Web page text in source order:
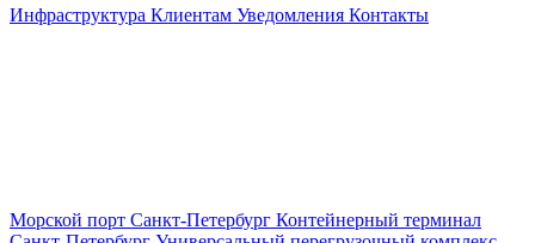
Инфраструктура Клиентам Уведомления Контакты
Морской порт Санкт-Петербург Контейнерный терминал